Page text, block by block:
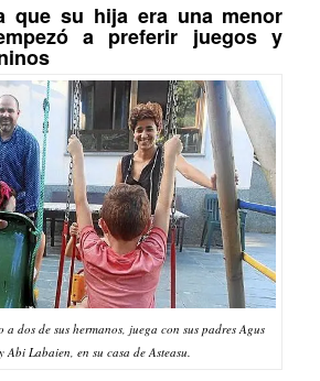
que su hija era una menor
a preferir juegos y
dos de sus hermanos, juega con sus padres Agus
Abi Labaien, en su casa de Asteasu.